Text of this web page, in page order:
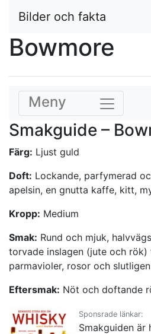
Bilder och fakta
Bowmore
Meny
Smakguide –
Färg: Ljust guld
Doft: Lockande, parfymerad
apelsin, en gnutta kaffe, kitt,
Kropp: Medium
Smak: Rund och mjuk,
torvade inslagen (jute och
parmavioler, rosor och
Eftersmak: Nöt och doftande
Sponsrade länkar:
Smakguiden är